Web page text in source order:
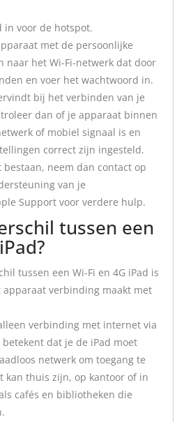
in voor de hotspot.
met de persoonlijke
naar het Wi-Fi-netwerk dat door
en voer het wachtwoord in.
bij het verbinden van je
dan of je apparaat binnen
of mobiel signaal is en
correct zijn ingesteld.
neem dan contact op
van je
Support voor verdere hulp.
tussen een
tussen een Wi-Fi en 4G iPad is
verbinding maakt met
verbinding met internet via
dat je de iPad moet
netwerk om toegang te
kan thuis zijn, op kantoor of in
cafés en bibliotheken die